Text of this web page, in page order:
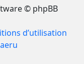
© phpBB
d’utilisation